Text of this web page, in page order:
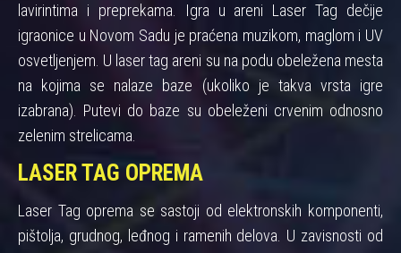
lavirintima i preprekama. Igra u areni Laser Tag dečije
igraonice u Novom Sadu je praćena muzikom, maglom i UV
osvetljenjem. U laser tag areni su na podu obeležena mesta
na kojima se nalaze baze (ukoliko je takva vrsta igre
izabrana). Putevi do baze su obeleženi crvenim odnosno
zelenim strelicama.
LASER TAG OPREMA
Laser Tag oprema se sastoji od elektronskih komponenti,
pištolja, grudnog, leđnog i ramenih delova. U zavisnosti od